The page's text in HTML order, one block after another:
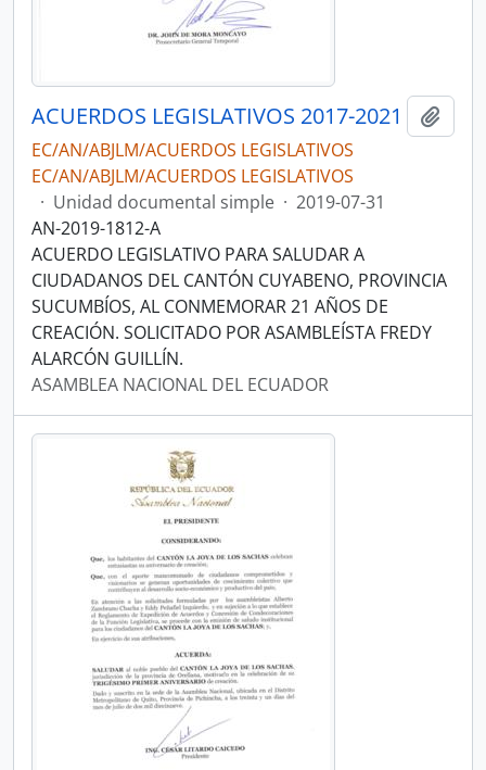
ACUERDOS LEGISLATIVOS 2017-2021
EC/AN/ABJLM/ACUERDOS LEGISLATIVOS
EC/AN/ABJLM/ACUERDOS LEGISLATIVOS
· Unidad documental simple · 2019-07-31
AN-2019-1812-A
ACUERDO LEGISLATIVO PARA SALUDAR A
CIUDADANOS DEL CANTÓN CUYABENO, PROVINCIA
SUCUMBÍOS, AL CONMEMORAR 21 AÑOS DE
CREACIÓN. SOLICITADO POR ASAMBLEÍSTA FREDY
ALARCÓN GUILLÍN.
ASAMBLEA NACIONAL DEL ECUADOR